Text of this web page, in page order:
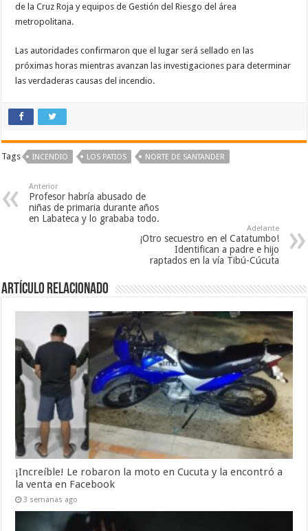
de la Cruz Roja y equipos de Gestión del Riesgo del área
metropolitana.
Las autoridades confirmaron que el lugar será sellado en las
próximas horas mientras avanzan las investigaciones para determinar
las verdaderas causas del incendio.
Tags INCENDIO LOS PATIOS NORTE DE SANTANDER
Anterior
Profesor habría abusado de
niñas de primaria durante años
en Labateca y lo grababa todo.
Adelante
¡Otro secuestro en el Catatumbo!
Identifican a padre e hijo
raptados en la vía Tibú-Cúcuta
Artículo Relacionado
¡Increíble! Le robaron la moto en Cucuta y la encontró a
la venta en Facebook
3 semanas ago